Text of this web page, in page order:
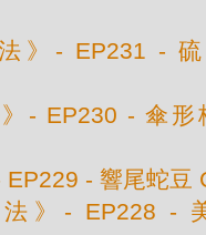
》- EP231 -
- EP230 - 傘形
EP229 - 響尾蛇豆
》- EP228 -